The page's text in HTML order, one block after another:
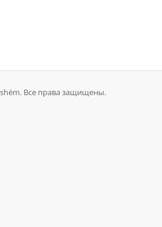
Все права защищены.